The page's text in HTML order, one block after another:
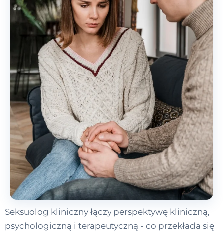
Seksuolog kliniczny łączy perspektywę kliniczną,
psychologiczną i terapeutyczną - co przekłada się